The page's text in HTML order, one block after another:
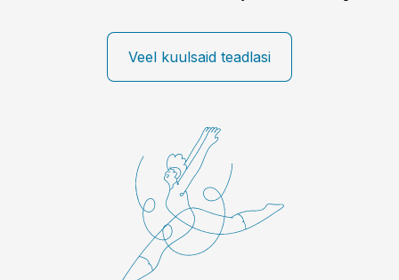
Veel kuulsaid teadlasi